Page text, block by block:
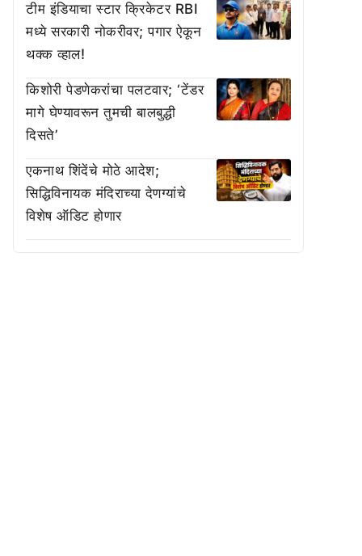
टीम इंडियाचा स्टार क्रिकेटर RBI
मध्ये सरकारी नोकरीवर; पगार ऐकून
थक्क व्हाल!
किशोरी पेडणेकरांचा पलटवार; ‘टेंडर
मागे घेण्यावरून तुमची बालबुद्धी
दिसते’
एकनाथ शिंदेंचे मोठे आदेश;
सिद्धिविनायक मंदिराच्या देणग्यांचे
विशेष ऑडिट होणार